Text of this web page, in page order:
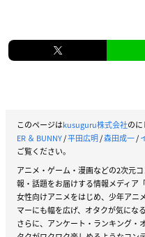
このページはkusuguru株式会社の
ER ＆ BUNNY/平田広明/森田成一/
ご覧ください。
アニメ・ゲーム・漫画などの2次元
報・話題をお届けする情報メディア
女性向けアニメをはじめ、少年アニ
マーにも幅を広げ、オタクが気にな
さらに、アンケート・ランキング・